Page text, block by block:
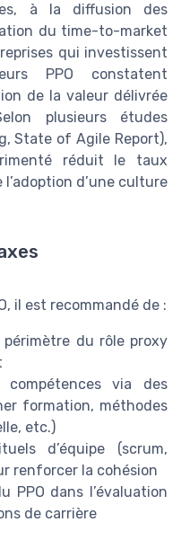
à la diffusion des
du time-to-market
qui investissent
PPO constatent
de la valeur délivrée
plusieurs études
State of Agile Report),
réduit le taux
d’une culture
il est recommandé de :
du rôle proxy
via des
formation, méthodes
etc.)
d’équipe (scrum,
renforcer la cohésion
PPO dans l’évaluation
de carrière